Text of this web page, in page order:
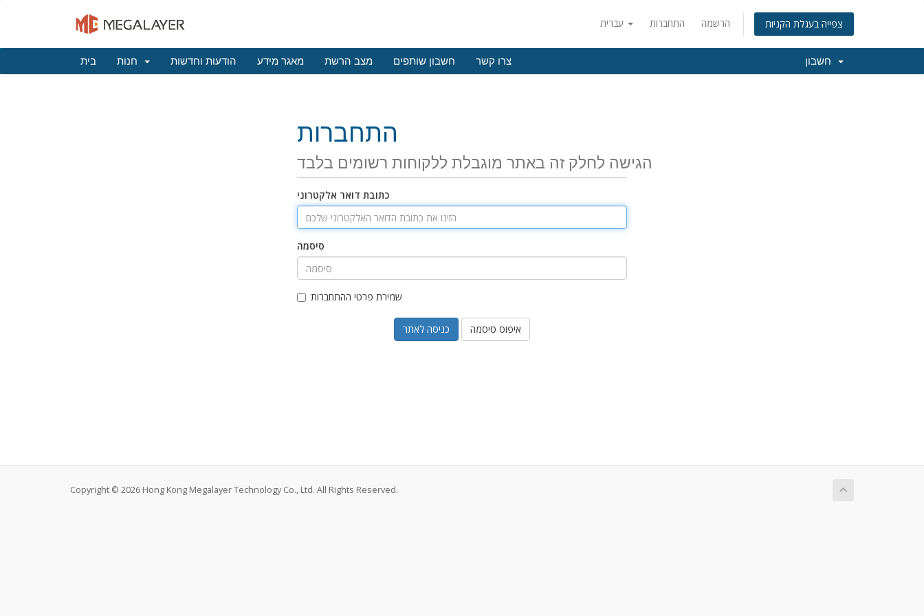
התחברות הרשמה צפייה בעגלת הקניות
בית הודעות וחדשות מאגר מידע מצב הרשת חשבון שותפים צרו קשר
התחברות
הגישה לחלק זה באתר מוגבלת ללקוחות רשומים בלבד
כתובת דואר אלקטרוני
סיסמה
שמירת פרטי ההתחברות
איפוס סיסמה
Copyright © 2026 Hong Kong Megalayer Technology Co., Ltd. All Rights Reserved.